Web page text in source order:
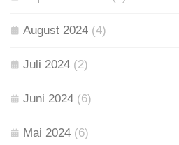
August 2024 (4)
Juli 2024 (2)
Juni 2024 (6)
Mai 2024 (6)